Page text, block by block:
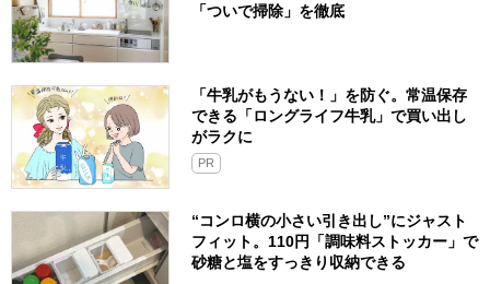
「ついで掃除」を徹底
「牛乳がもうない！」を防ぐ。常温保存
できる「ロングライフ牛乳」で買い出し
がラクに
PR
“コンロ横の小さい引き出し”にジャスト
フィット。110円「調味料ストッカー」で
砂糖と塩をすっきり収納できる